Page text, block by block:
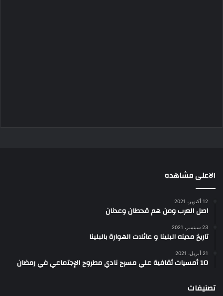
الاعلى مشاهده
12 أكتوبر، 2021
اصل العرب ومن هم قحطان وعدنان
23 سبتمبر، 2021
تاريخ مدينه البلينا و عائلات الهوارة بالبلينا
21 أبريل، 2021
10 أمسيات ثقافية علي مسرح نادي مطروح الإجتماعي في رمضان
تصنيفات